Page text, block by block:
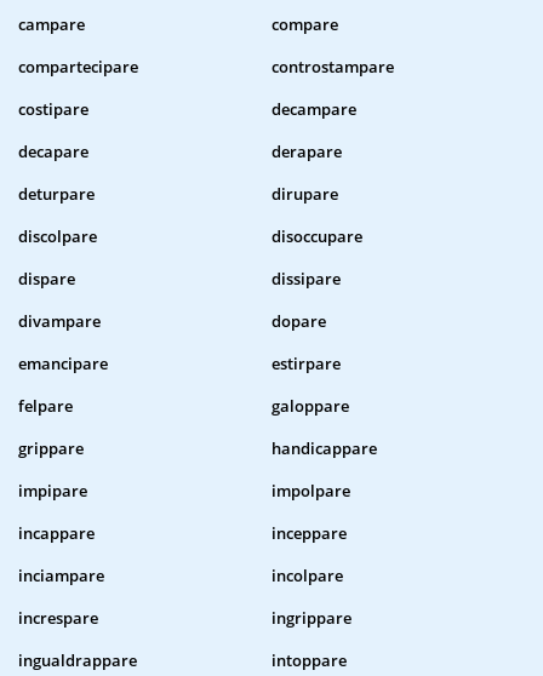
campare
compare
compartecipare
controstampare
costipare
decampare
decapare
derapare
deturpare
dirupare
discolpare
disoccupare
dispare
dissipare
divampare
dopare
emancipare
estirpare
felpare
galoppare
grippare
handicappare
impipare
impolpare
incappare
inceppare
inciampare
incolpare
increspare
ingrippare
ingualdrappare
intoppare